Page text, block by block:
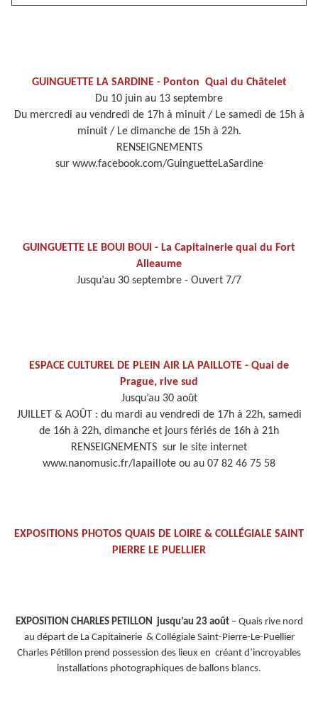
GUINGUETTE LA SARDINE - Ponton Quai du Châtelet
Du 10 juin au 13 septembre
Du mercredi au vendredi de 17h à minuit / Le samedi de 15h à
minuit / Le dimanche de 15h à 22h.
RENSEIGNEMENTS
sur www.facebook.com/GuinguetteLaSardine
GUINGUETTE LE BOUI BOUI - La Capitainerie quai du Fort
Alleaume
Jusqu’au 30 septembre - Ouvert 7/7
ESPACE CULTUREL DE PLEIN AIR LA PAILLOTE - Quai de
Prague, rive sud
Jusqu’au 30 août
JUILLET & AOÛT : du mardi au vendredi de 17h à 22h, samedi
de 16h à 22h, dimanche et jours fériés de 16h à 21h
RENSEIGNEMENTS sur le site internet
www.nanomusic.fr/lapaillote ou au 07 82 46 75 58
EXPOSITIONS PHOTOS QUAIS DE LOIRE & COLLÉGIALE SAINT
PIERRE LE PUELLIER
EXPOSITION CHARLES PETILLON jusqu’au 23 août– Quais rive nord
au départ de La Capitainerie & Collégiale Saint-Pierre-Le-Puellier
Charles Pétillon prend possession des lieux en créant d’incroyables
installations photographiques de ballons blancs.